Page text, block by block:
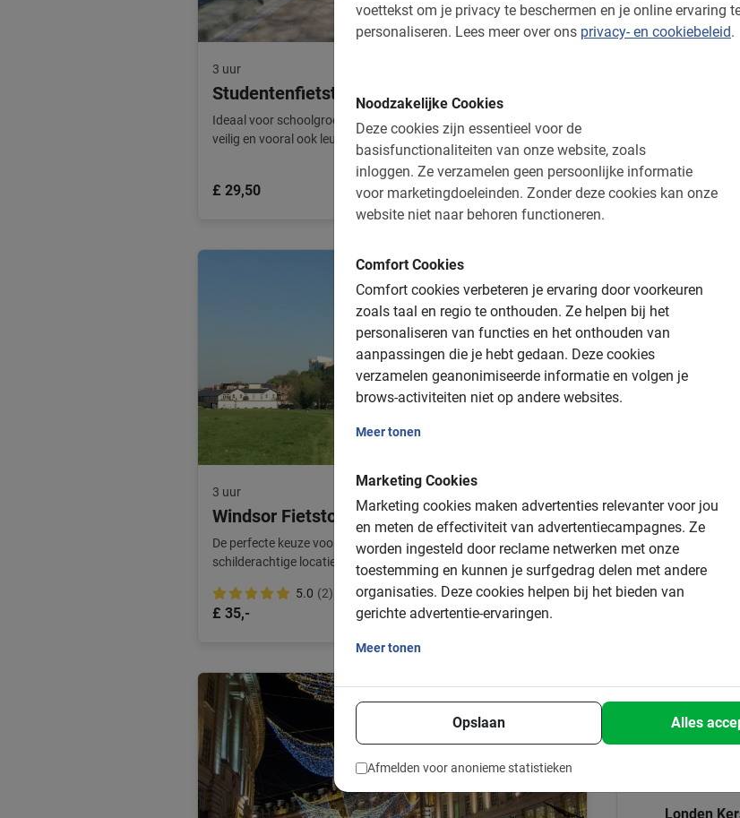
voettekst om je privacy te beschermen en je online ervaring
personaliseren. Lees meer over ons privacy- en cookiebeleid.
Noodzakelijke Cookies
Deze cookies zijn essentieel voor de
basisfunctionaliteiten van onze website, zoals
inloggen. Ze verzamelen geen persoonlijke informatie
voor marketingdoeleinden. Zonder deze cookies kan onze
website niet naar behoren functioneren.
Comfort Cookies
Comfort cookies verbeteren je ervaring door voorkeuren
zoals taal en regio te onthouden. Ze helpen bij het
personaliseren van functies en het onthouden van
aanpassingen die je hebt gedaan. Deze cookies
verzamelen geanonimiseerde informatie en volgen je
brows-activiteiten niet op andere websites.
Meer tonen
Marketing Cookies
Marketing cookies maken advertenties relevanter voor jou
en meten de effectiviteit van advertentiecampagnes. Ze
worden ingesteld door reclame netwerken met onze
toestemming en kunnen je surfgedrag delen met andere
organisaties. Deze cookies helpen bij het bieden van
gerichte advertentie-ervaringen.
Meer tonen
Opslaan Alles
Afmelden voor anonieme statistieken
3 uur
Studentenfietstour Londen
Ideaal voor schoolgroepen, de leukste tour in Londen. Educatief,
veilig en vooral ook leuk! Speciaal tarief en docenten gratis.
£ 29,50
Fiets door het
ga op een
£ 35,-
3 uur
Windsor Fietstour
De perfecte keuze voor een ontspannende uitstap. Deze
schilderachtige locatie is de ideale locatie voor een fietstocht.
5.0 (2)
£ 35,-
Londen
Naast de
wandeltour.
Heel goed
Londen